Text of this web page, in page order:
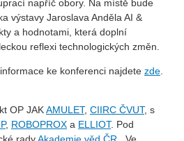
napříč obory. Na místě bude
výstavy Jaroslava Anděla AI &
a hodnotami, která doplní
reflexi technologických změn.
ke konferenci najdete zde.
OP JAKAMULET, CIIRC ČVUT, s
, ROBOPROX a ELLIOT. Pod